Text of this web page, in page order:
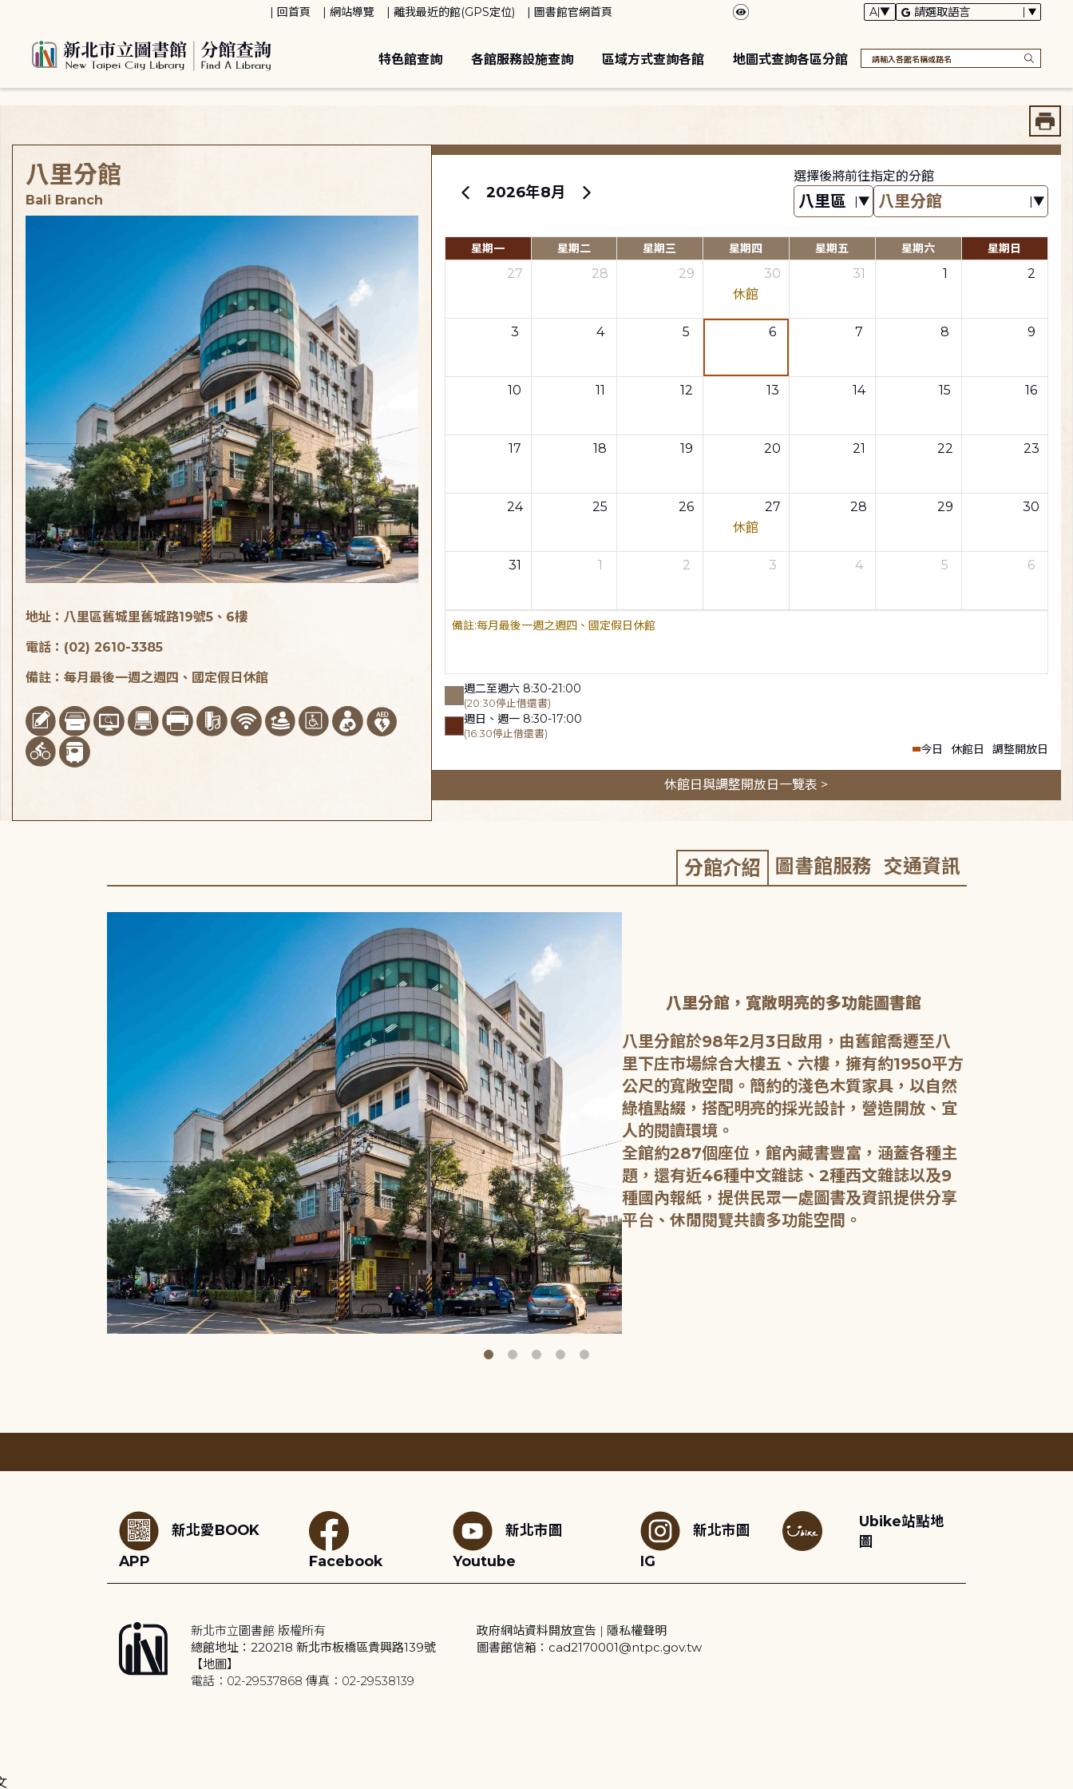
回首頁 網站導覽 離我最近的館(GPS定位) 圖書館官網首頁
特色館查詢 各館服務設施查詢 區域方式查詢各館 地圖式查詢各區分館
2026年8月
選擇後將前往指定的分館
星期一 星期二 星期三 星期四 星期五 星期六 星期日
27 28 29
30
休館
31 1 2
3 4 5 6 7 8 9
10 11 12 13 14 15 16
17 18 19 20 21 22 23
24 25 26
27
休館
28 29 30
31 1 2 3 4 5 6
每月最後一週之週四、國定假日休館
週二至週六 8:30-21:00
(20:30停止借還書)
週日、週一 8:30-17:00
(16:30停止借還書)
今日 休館日 調整開放日
休館日與調整開放日一覽表 >
八里分館
Bali Branch
地址：八里區舊城里舊城路19號5、6樓
電話：(02) 2610-3385
備註：每月最後一週之週四、國定假日休館
分館介紹 圖書館服務 交通資訊
八里分館，寬敞明亮的多功能圖書館
八里分館於98年2月3日啟用，由舊館喬遷至八
里下庄市場綜合大樓五、六樓，擁有約1950平方
公尺的寬敞空間。簡約的淺色木質家具，以自然
綠植點綴，搭配明亮的採光設計，營造開放、宜
人的閱讀環境。
全館約287個座位，館內藏書豐富，涵蓋各種主
題，還有近46種中文雜誌、2種西文雜誌以及9
種國內報紙，提供民眾一處圖書及資訊提供分享
新北愛BOOK
APP
Facebook
新北市圖
Youtube
新北市圖
IG
Ubike站點地
圖
新北市立圖書館 版權所有
總館地址：220218 新北市板橋區貴興路139號
【地圖】
電話：02-29537868 傳真：02-29538139
政府網站資料開放宣告 | 隱私權聲明
圖書館信箱：cad2170001@ntpc.gov.tw